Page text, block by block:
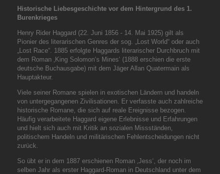
Historische Liebesgeschichte vor dem Hintergrund des 1.
Burenkrieges
Henry Rider Haggard (22. Juni 1856 - 14. Mai 1925) gilt als
Pionier des literarischen Genres der sog. „Lost World“ oder auch
„Lost Race“. 1885 erfolgte Haggards literarischer Durchbruch mit
dem Roman ‚King Solomon‘s Mines‘ (1888 erschien die erste
deutsche Buchausgabe) mit dem Jäger Allan Quatermain als
Hauptakteur.
Viele seiner Romane spielen in exotischen Ländern und handeln
von untergegangenen Zivilisationen. Er verfasste auch zahlreiche
historische Romane, die sich auf reale Ereignisse bezogen.
Häufig verarbeitete Haggard eigene Erlebnisse und Erfahrungen
und hielt sich auch mit Kritik an sozialen Missständen,
politischem Handeln und militärischen Fehlentscheidungen nicht
zurück.
So übt er in dem 1887 erschienen Roman ‚Jess‘, der noch im
selben Jahr als erster Haggard-Roman in Deutschland unter dem